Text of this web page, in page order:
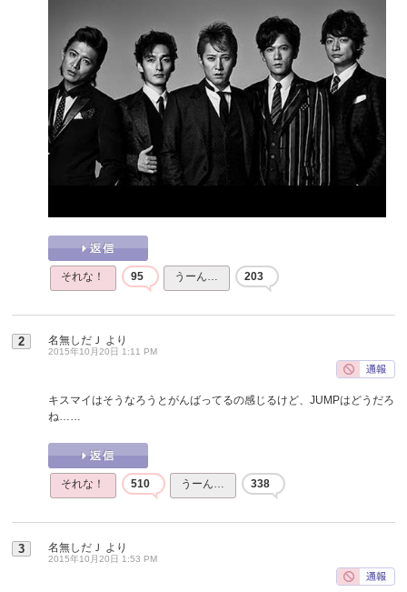
それな！ 95 うーん… 203
2 名無しだＪ より
2015年10月20日 1:11 PM
キスマイはそうなろうとがんばってるの感じるけど、JUMPはどうだろ
ね……
それな！ 510 うーん… 338
3 名無しだＪ より
2015年10月20日 1:53 PM